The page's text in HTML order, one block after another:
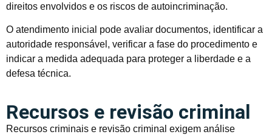
direitos envolvidos e os riscos de autoincriminação.
O atendimento inicial pode avaliar documentos, identificar a
autoridade responsável, verificar a fase do procedimento e
indicar a medida adequada para proteger a liberdade e a
defesa técnica.
Recursos e revisão criminal
Recursos criminais e revisão criminal exigem análise